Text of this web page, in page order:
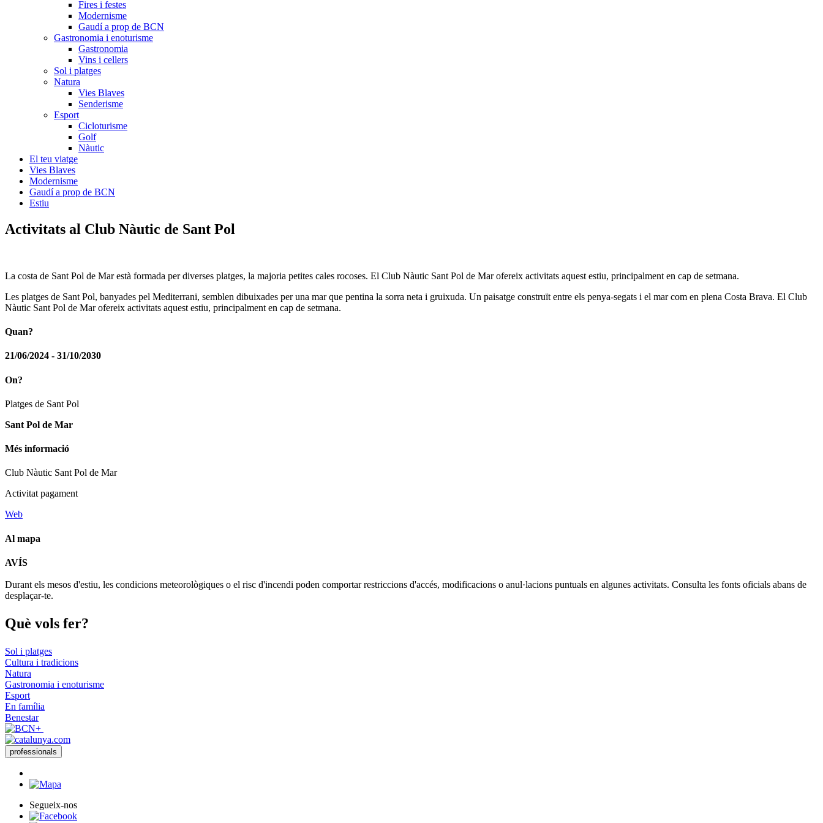
Fires i festes
Modernisme
Gaudí a prop de BCN
Gastronomia i enoturisme
Gastronomia
Vins i cellers
Sol i platges
Natura
Vies Blaves
Senderisme
Esport
Cicloturisme
Golf
Nàutic
El teu viatge
Vies Blaves
Modernisme
Gaudí a prop de BCN
Estiu
Activitats al Club Nàutic de Sant Pol
La costa de Sant Pol de Mar està formada per diverses platges, la majoria petites cales rocoses. El Club Nàutic Sant Pol de Mar ofereix activitats aquest estiu, principalment en cap de setmana.
Les platges de Sant Pol, banyades pel Mediterrani, semblen dibuixades per una mar que pentina la sorra neta i gruixuda. Un paisatge construït entre els penya-segats i el mar com en plena Costa Brava. El Club
Nàutic Sant Pol de Mar ofereix activitats aquest estiu, principalment en cap de setmana.
Quan?
21/06/2024 - 31/10/2030
On?
Platges de Sant Pol
Sant Pol de Mar
Més informació
Club Nàutic Sant Pol de Mar
Activitat pagament
Web
Al mapa
−
AVÍS
Durant els mesos d'estiu, les condicions meteorològiques o el risc d'incendi poden comportar restriccions d'accés, modificacions o anul·lacions puntuals en algunes activitats. Consulta les fonts oficials abans de
desplaçar-te.
Què vols fer?
Sol i platges
Cultura i tradicions
Natura
Gastronomia i enoturisme
Esport
En família
Benestar
professionals
Segueix-nos